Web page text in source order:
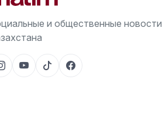
и общественные новости